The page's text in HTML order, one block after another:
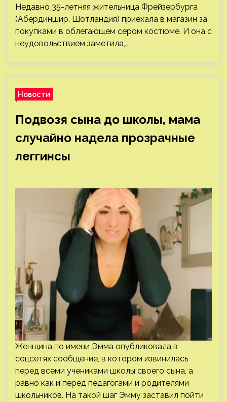
Недавно 35-летняя жительница Фрейзербурга
(Абердиншир, Шотландия) приехала в магазин за
покупками в облегающем сером костюме. И она с
неудовольствием заметила,…
Новости
Подвозя сына до школы, мама
случайно надела прозрачные
леггинсы
Женщина по имени Эмма опубликовала в
соцсетях сообщение, в котором извинилась
перед всеми учениками школы своего сына, а
равно как и перед педагогами и родителями
школьников. На такой шаг Эмму заставил пойти